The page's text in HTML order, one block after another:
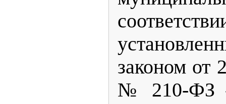
законом от
№ 210-ФЗ